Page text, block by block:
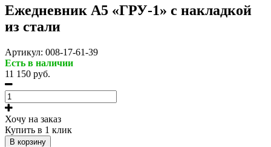
Ежедневник А5 «ГРУ-1» с накладкой
из стали
Артикул: 008-17-61-39
Есть в наличии
11 150 руб.
Хочу на заказ
Купить в 1 клик
В корзину